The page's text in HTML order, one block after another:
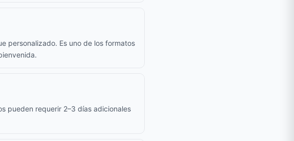
personalizado. Es uno de los formatos
pueden requerir 2–3 días adicionales